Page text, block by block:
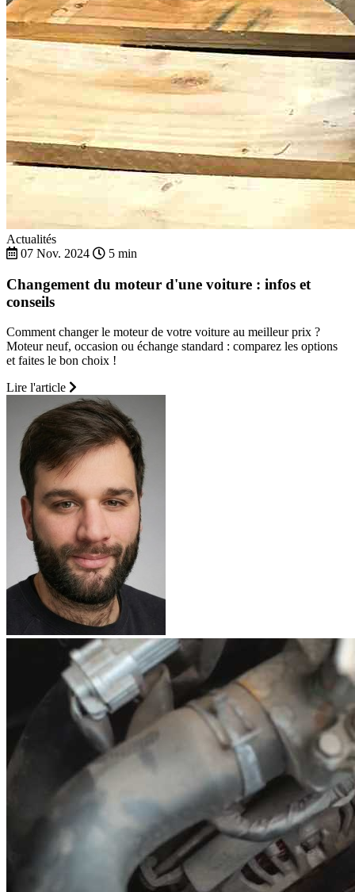
Actualités
07 Nov. 2024
5 min
Changement du moteur d'une voiture : infos et
conseils
Comment changer le moteur de votre voiture au meilleur prix ?
Moteur neuf, occasion ou échange standard : comparez les options
et faites le bon choix !
Lire l'article